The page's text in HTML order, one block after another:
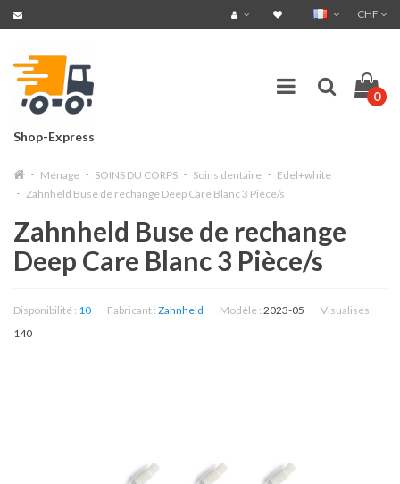
CHF
Shop-Express
0
Ménage SOINS DU CORPS Soins dentaire
Edel+white
Zahnheld Buse de rechange Deep Care Blanc 3 Pièce/s
Zahnheld Buse de rechange
Deep Care Blanc 3 Pièce/s
Disponibilité : 10 Fabricant : Zahnheld Modèle : 2023-05
Visualisés:
140